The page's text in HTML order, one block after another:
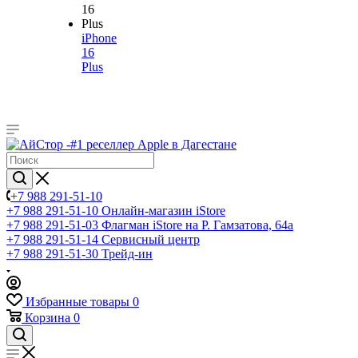
iPhone
16
Plus
+7 988 291-51-10
+7 988 291-51-10 Онлайн-магазин iStore
+7 988 291-51-03 Флагман iStore на Р. Гамзатова, 64а
+7 988 291-51-14 Сервисный центр
+7 988 291-51-30 Трейд-ин
Избранные товары 0
Корзина 0